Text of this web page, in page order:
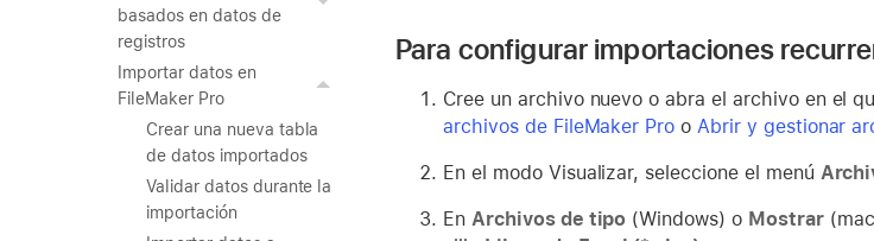
basados en datos de
registros
Importar datos en
FileMaker Pro
Crear una nueva tabla
de datos importados
Validar datos durante la
importación
Para configurar importaciones
Cree un archivo nuevo o abra el archivo en el
archivos de FileMaker Pro oAbrir y gestionar
En el modo Visualizar, seleccione el menú
En Archivos de tipo (Windows) o Mostrar